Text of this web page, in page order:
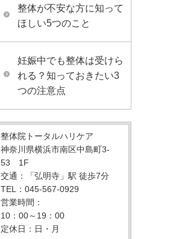
整体が不安な方に知って
ほしい5つのこと
妊娠中でも整体は受けら
れる？知っておきたい3
つの注意点
整体院トータルハリケア
神奈川県横浜市南区中島町3-
53 1F
交通：「弘明寺」駅 徒歩7分
TEL：045-567-0929
営業時間：
10：00～19：00
定休日：日・月